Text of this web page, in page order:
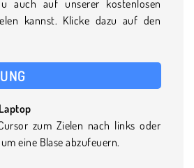
auch auf unserer kostenlosen
kannst. Klicke dazu auf den
zum Zielen nach links oder
eine Blase abzufeuern.